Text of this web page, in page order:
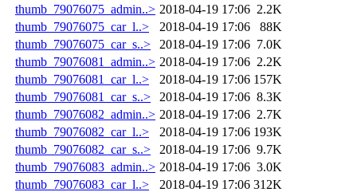
thumb_79076075_admin..> 2018-04-19 17:06 2.2K
thumb_79076075_car_l..>
2018-04-19 17:06
88K
thumb_79076075_car_s..>
2018-04-19 17:06 7.0K
thumb_79076081_admin..> 2018-04-19 17:06 2.2K
thumb_79076081_car_l..>
2018-04-19 17:06 157K
thumb_79076081_car_s..>
2018-04-19 17:06 8.3K
thumb_79076082_admin..> 2018-04-19 17:06 2.7K
thumb_79076082_car_l..>
2018-04-19 17:06 193K
thumb_79076082_car_s..>
2018-04-19 17:06 9.7K
thumb_79076083_admin..> 2018-04-19 17:06 3.0K
thumb_79076083_car_l..>
2018-04-19 17:06 312K